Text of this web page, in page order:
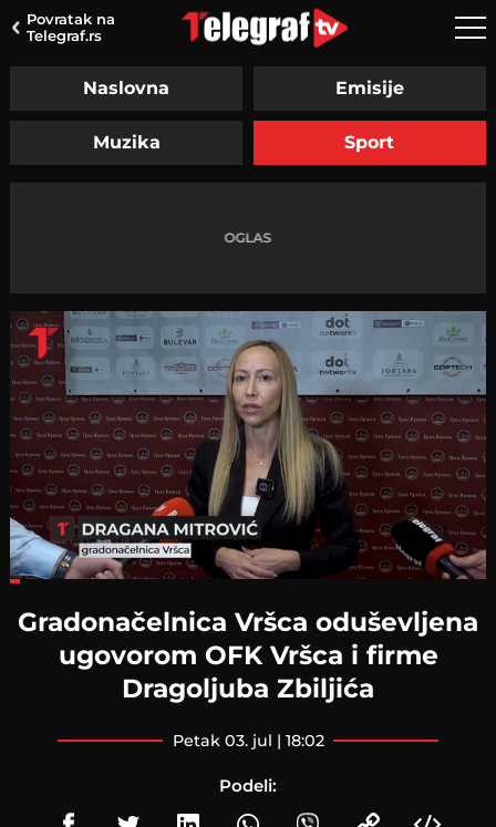
Povratak na
Telegraf.rs
Naslovna Emisije
Muzika Sport
Gradonačelnica Vršca oduševljena
ugovorom OFK Vršca i firme
Dragoljuba Zbiljića
petak 03. jul | 18:02
Podeli: